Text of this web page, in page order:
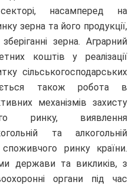
насамперед на
зерна та його продукції,
зерна. Аграрний
коштів у реалізації
сільськогосподарських
також робота в
механізмів захисту
ринку, виявлення
та алкогольній
ринку країни.
держави та викликів, з
органи під час